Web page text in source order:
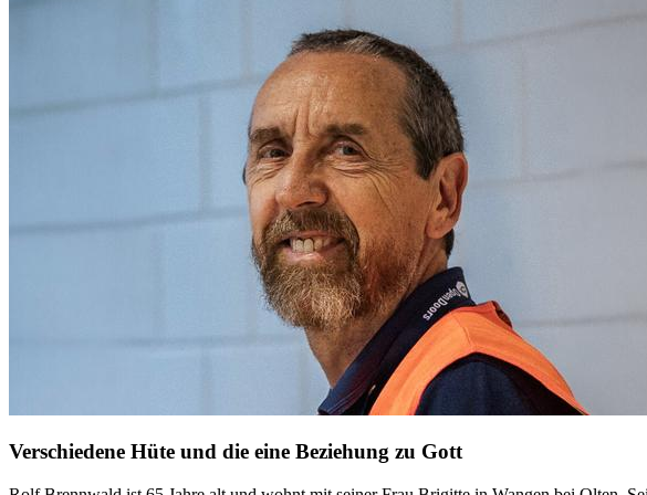
Verschiedene Hüte und die eine Beziehung zu Gott